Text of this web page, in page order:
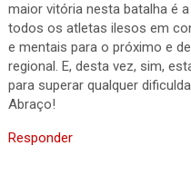
maior vitória nesta batalha é
todos os atletas ilesos em
e mentais para o próximo e
regional. E, desta vez, sim,
para superar qualquer
Abraço!
Responder